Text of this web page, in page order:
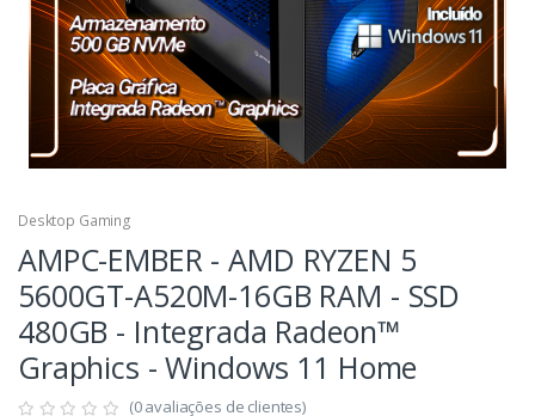
Desktop Gaming
AMPC-EMBER - AMD RYZEN 5
5600GT-A520M-16GB RAM - SSD
480GB - Integrada Radeon™
Graphics - Windows 11 Home
(0 avaliações de clientes)